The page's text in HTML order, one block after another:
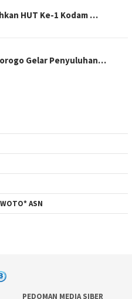
HUT Ke-1 Kodam …
Gelar Penyuluhan…
ASN
PEDOMAN MEDIA SIBER